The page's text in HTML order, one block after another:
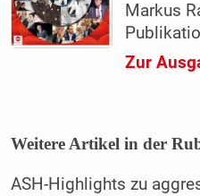
Markus
Zur
Weitere Artikel in der
ASH-Highlights zu